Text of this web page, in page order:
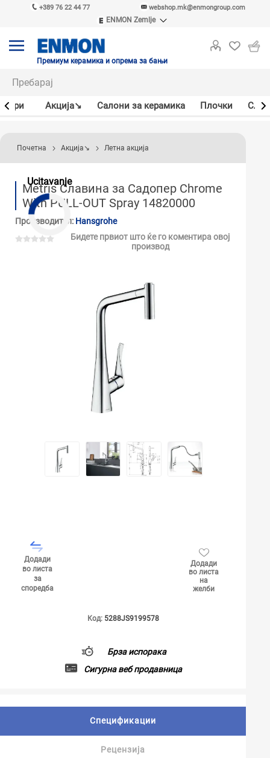
+389 76 22 44 77 webshop.mk@enmongroup.com
ENMON Zemlje
ENMON MKD
Премиум керамика и опрема за бањи
Акцијa↘ Салони за керамика Плочки
Ucitavanje
Почетна Акцијa↘ Летна акција
Metris Славинa за Садопер Chrome
With PULL-OUT Spray 14820000
Производител: Hansgrohe
Бидете првиот што ќе го коментира овој
производ
Додади
во листа
за
споредба
Додади
во листа
на
желби
Код: 5288JS9199578
Брза испорака
Сигурна веб продавница
Спецификации
Рецензија